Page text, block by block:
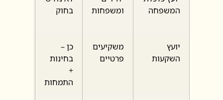
המשפחה
ומשפחות
בחוק
יועץ
השקעות
משקיעים
פרטיים
כן –
בחינות
+
התמחות